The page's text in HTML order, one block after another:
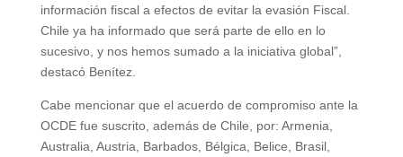
información fiscal a efectos de evitar la evasión Fiscal.
Chile ya ha informado que será parte de ello en lo
sucesivo, y nos hemos sumado a la iniciativa global”,
destacó Benítez.
Cabe mencionar que el acuerdo de compromiso ante la
OCDE fue suscrito, además de Chile, por: Armenia,
Australia, Austria, Barbados, Bélgica, Belice, Brasil,